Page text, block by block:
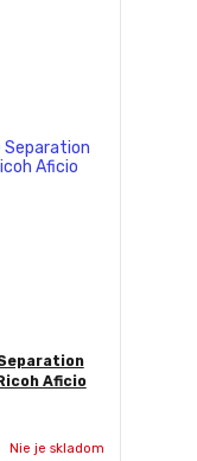
Aficio
Nie je skladom